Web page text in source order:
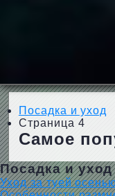
Посадка и уход
Страница 4
Самое
Посадка и уход
Уход за туей